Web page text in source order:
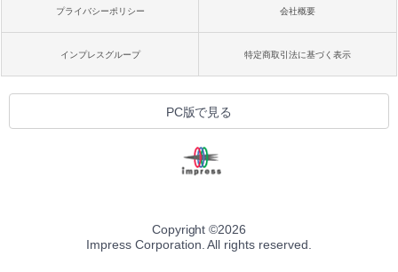
プライバシーポリシー 会社概要
インプレスグループ 特定商取引法に基づく表示
PC版で見る
Copyright ©2026
Impress Corporation. All rights reserved.